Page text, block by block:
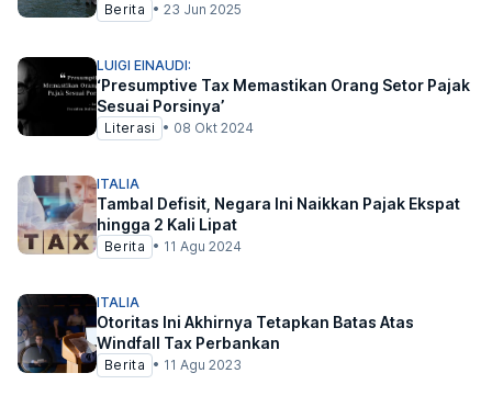
Berita • 23 Jun 2025
LUIGI EINAUDI:
‘Presumptive Tax Memastikan Orang Setor Pajak
Sesuai Porsinya’
Literasi • 08 Okt 2024
ITALIA
Tambal Defisit, Negara Ini Naikkan Pajak Ekspat
hingga 2 Kali Lipat
Berita • 11 Agu 2024
ITALIA
Otoritas Ini Akhirnya Tetapkan Batas Atas
Windfall Tax Perbankan
Berita • 11 Agu 2023